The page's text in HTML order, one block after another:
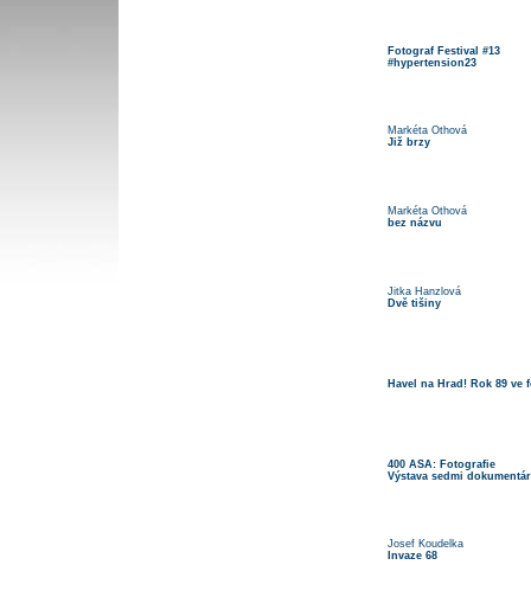
Fotograf Festival #13
#hypertension23
Markéta Othová
Již brzy
Markéta Othová
bez názvu
Jitka Hanzlová
Dvě tišiny
Havel na Hrad! Rok 89 ve
400 ASA: Fotografie
Výstava sedmi
Josef Koudelka
Invaze 68